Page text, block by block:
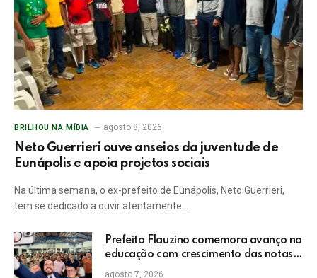
BRILHOU NA MÍDIA agosto 8, 2026
Neto Guerrieri ouve anseios da juventude de
Eunápolis e apoia projetos sociais
Na última semana, o ex-prefeito de Eunápolis, Neto Guerrieri,
tem se dedicado a ouvir atentamente…
Prefeito Flauzino comemora avanço na
educação com crescimento das notas
do IDEB da rede pública de Itabela
agosto 7, 2026